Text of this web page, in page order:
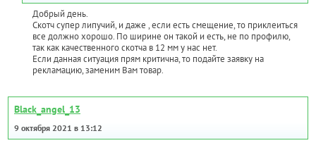
Добрый день.
Скотч супер липучий, и даже , если есть смещение, то приклеиться
все должно хорошо. По ширине он такой и есть, не по профилю,
так как качественного скотча в 12 мм у нас нет.
Если данная ситуация прям критична, то подайте заявку на
рекламацию, заменим Вам товар.
Black_angel_13
9 октября 2021 в 13:12